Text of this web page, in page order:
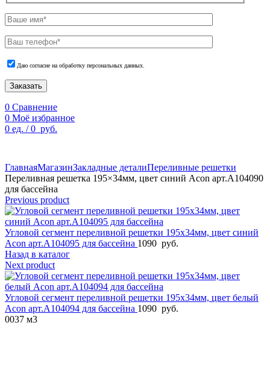
Даю согласие на обработку персональных данных.
Заказать
0 Сравнение
0 Моё избранное
0 ед. / 0 руб.
ГлавнаяМагазинЗакладные деталиПереливные решетки
Переливная решетка 195×34мм, цвет синий Acon арт.A104090
для бассейна
Previous product
Угловой сегмент переливной решетки 195x34мм, цвет синий
Acon арт.A104095 для бассейна 1090 руб.
Назад в каталог
Next product
Угловой сегмент переливной решетки 195x34мм, цвет белый
Acon арт.A104094 для бассейна 1090 руб.
0037 м3